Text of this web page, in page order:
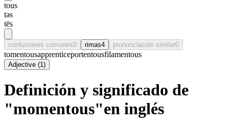
tous
təs
tēs
confusiones comunes0 rimas4 pronunciación similar0
tomentousapprenticeportentousfilamentous
Adjective (1)
Definición y significado de
"momentous"en inglés